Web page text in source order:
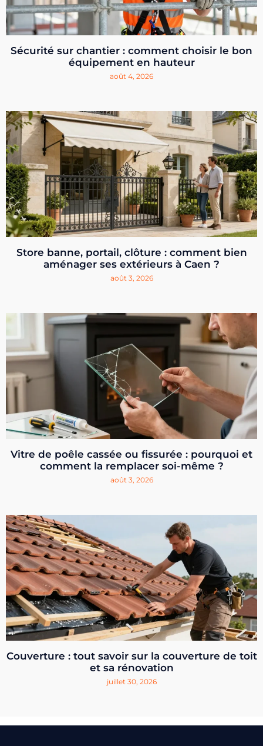
Sécurité sur chantier : comment choisir le bon
équipement en hauteur
août 4, 2026
Store banne, portail, clôture : comment bien
aménager ses extérieurs à Caen ?
août 3, 2026
Vitre de poêle cassée ou fissurée : pourquoi et
comment la remplacer soi-même ?
août 3, 2026
Couverture : tout savoir sur la couverture de toit
et sa rénovation
juillet 30, 2026